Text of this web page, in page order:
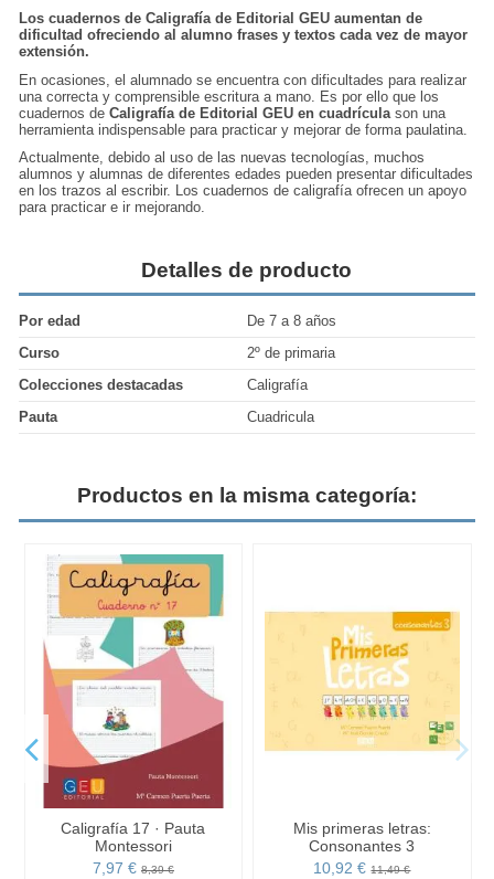
Los cuadernos de Caligrafía de Editorial GEU aumentan de
dificultad ofreciendo al alumno frases y textos cada vez de mayor
extensión.
En ocasiones, el alumnado se encuentra con dificultades para realizar
una correcta y comprensibleescritura a mano . Es por ello que los
cuadernos deCaligrafía de Editorial GEU en cuadrículason una
herramienta indispensable para practicar y mejorar de forma paulatina.
Actualmente, debido al uso de las nuevas tecnologías, muchos
alumnos y alumnas de diferentes edades pueden presentar dificultades
en los trazos al escribir. Los cuadernos de caligrafía ofrecen un apoyo
para practicar e ir mejorando.
Detalles de producto
Por edad
De 7 a 8 años
Curso
2º de primaria
Colecciones destacadas
Caligrafía
Pauta
Cuadricula
Productos en la misma categoría:
Caligrafía 17 · Pauta
Montessori
7,97 € 8,39 €
Mis primeras letras:
Consonantes 3
10,92 €11,49 €